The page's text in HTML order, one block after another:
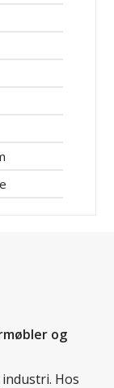
og
Hos